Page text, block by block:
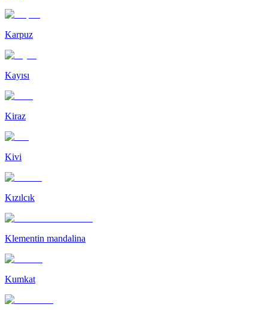
Karpuz
Kayısı
Kiraz
Kivi
Kızılcık
Klementin mandalina
Kumkat